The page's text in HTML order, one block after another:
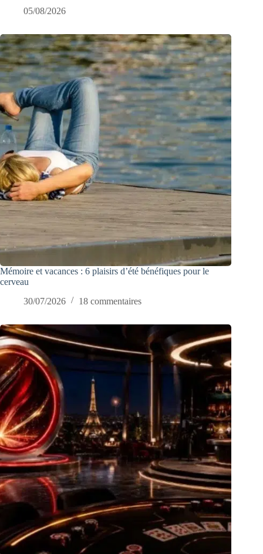
05/08/2026
Mémoire et vacances : 6 plaisirs d’été bénéfiques pour le
cerveau
30/07/2026
18 commentaires